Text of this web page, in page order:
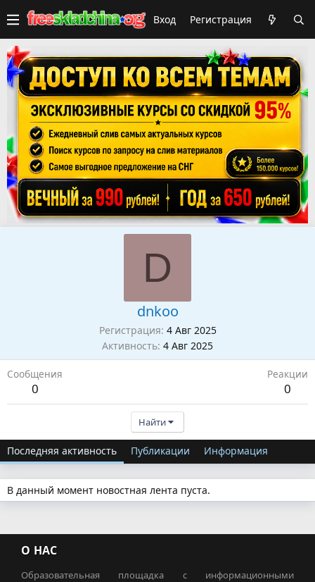
Вход Регистрация
D
dnkoo
Регистрация 4 Авг 2025
Активность 4 Авг 2025
Сообщения
0
Реакции
0
Найти
Последняя активность Публикации Информация
В данный момент новостная лента пуста.
О НАС
Образовательная площадка с информационными